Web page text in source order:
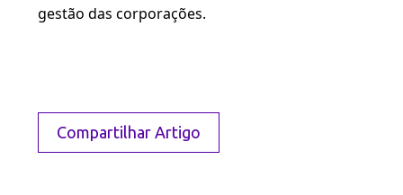
gestão das corporações.
Compartilhar Artigo